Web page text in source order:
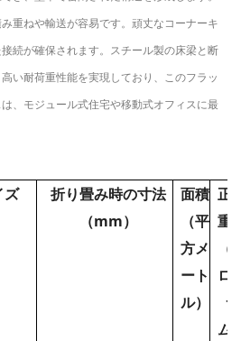
重ねや輸送が容易です。頑丈なコーナーキ
続が確保されます。スチール製の床梁と断
い耐荷重性能を実現しており、このフラッ
、モジュール式住宅や移動式オフィスに最
ズ
折り畳み時の寸法
（mm）
面積
（平
方メ
ート
ル）
正
重
（
ロ
ラ
ム